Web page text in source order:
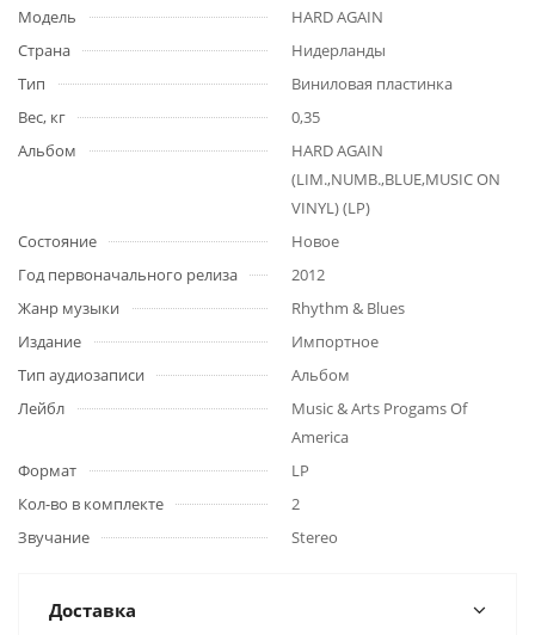
Модель
HARD AGAIN
Страна
Нидерланды
Тип
Виниловая пластинка
Вес, кг
0,35
Альбом
HARD AGAIN
(LIM.,NUMB.,BLUE,MUSIC ON
VINYL) (LP)
Состояние
Новое
Год первоначального релиза
2012
Жанр музыки
Rhythm & Blues
Издание
Импортное
Тип аудиозаписи
Альбом
Лейбл
Music & Arts Progams Of
America
Формат
LP
Кол-во в комплекте
2
Звучание
Stereo
Доставка